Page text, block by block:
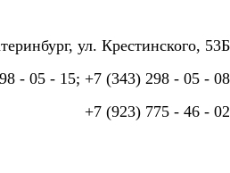
ул. Крестинского, 53Б
- 05 - 15; +7 (343) 298 - 05 - 08
+7 (923) 775 - 46 - 02